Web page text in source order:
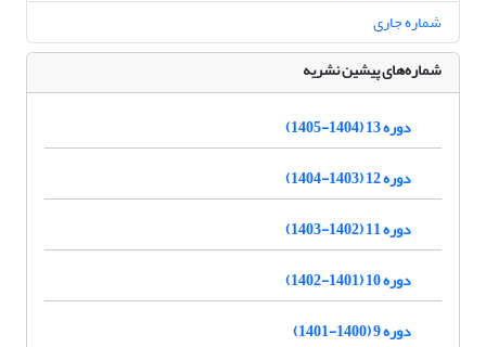
شماره جاری
شماره‌های پیشین نشریه
دوره 13 (1404-1405)
دوره 12 (1403-1404)
دوره 11 (1402-1403)
دوره 10 (1401-1402)
دوره 9 (1400-1401)